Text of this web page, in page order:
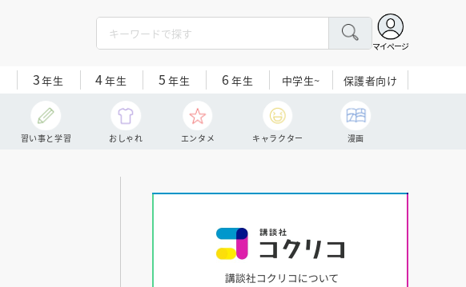
マイページ
3年生 4年生 5 年生 6年生 中学生~ 保護者向け
習い事と学習 おしゃれ エンタメ キャラクター 漫画